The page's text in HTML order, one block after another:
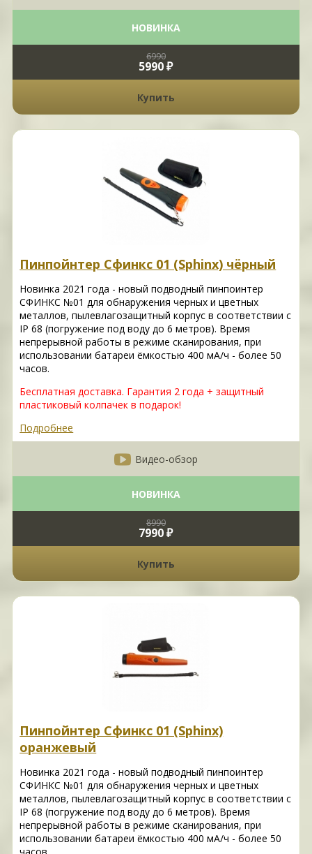
НОВИНКА
6990
5990 ₽
Купить
Пинпойнтер Сфинкс 01 (Sphinx) чёрный
Новинка 2021 года - новый подводный пинпоинтер
СФИНКС №01 для обнаружения черных и цветных
металлов, пылевлагозащитный корпус в соответствии с
IP 68 (погружение под воду до 6 метров). Время
непрерывной работы в режиме сканирования, при
использовании батареи ёмкостью 400 мА/ч - более 50
часов.
Бесплатная доставка. Гарантия 2 года + защитный
пластиковый колпачек в подарок!
Подробнее
Видео-обзор
НОВИНКА
8990
7990 ₽
Купить
Пинпойнтер Сфинкс 01 (Sphinx)
оранжевый
Новинка 2021 года - новый подводный пинпоинтер
СФИНКС №01 для обнаружения черных и цветных
металлов, пылевлагозащитный корпус в соответствии с
IP 68 (погружение под воду до 6 метров). Время
непрерывной работы в режиме сканирования, при
использовании батареи ёмкостью 400 мА/ч - более 50